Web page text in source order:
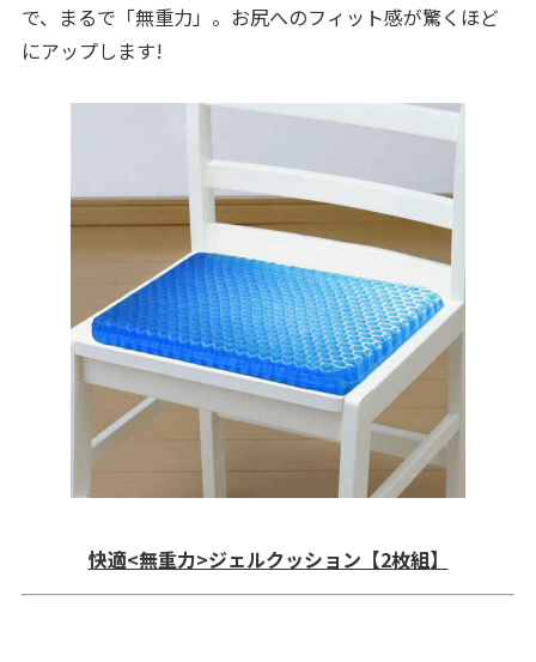
で、まるで「無重力」。お尻へのフィット感が驚くほど
にアップします!
快適<無重力>ジェルクッション【2枚組】